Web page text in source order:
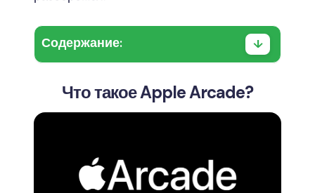
Содержание:
Что такое Apple Arcade?